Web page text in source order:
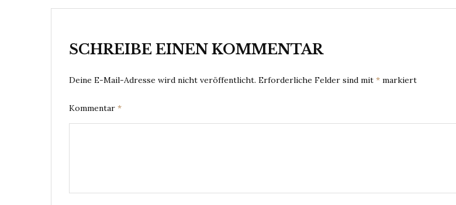
SCHREIBE EINEN KOMMENTAR
Deine E-Mail-Adresse wird nicht veröffentlicht. Erforderliche Felder sind mit * markiert
Kommentar *